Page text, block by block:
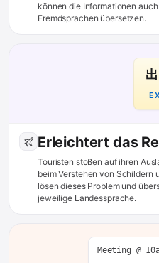
können die Informationen
Fremdsprachen übersetzen.
Erleichtert das
Touristen stoßen auf ihren
beim Verstehen von Schildern
lösen dieses Problem und
jeweilige Landessprache.
Meeting @